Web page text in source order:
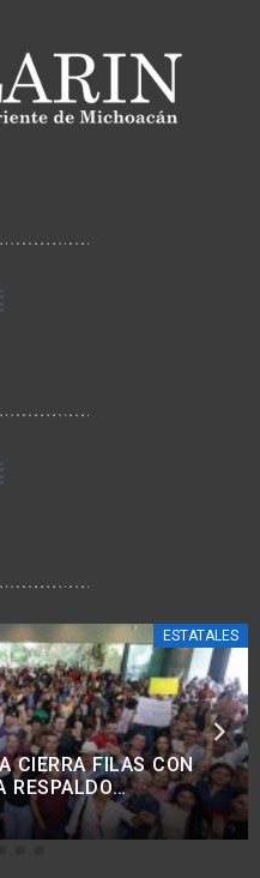
ESTATALES
631 MDP ANUALES